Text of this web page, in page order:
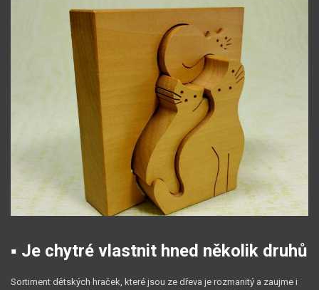
▪ Je chytré vlastnit hned několik druhů
Sortiment dětských hraček, které jsou ze dřeva je rozmanitý a zaujme i